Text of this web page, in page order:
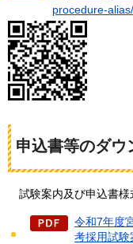
procedure-
申込書等のダウ
試験案内及び申込書様
令和7年度
考採用試験